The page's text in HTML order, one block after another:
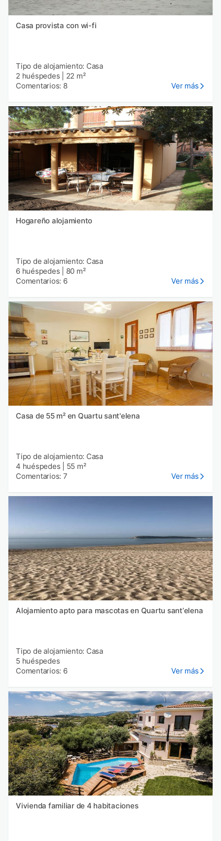
Casa provista con wi-fi
Tipo de alojamiento: Casa
2 huéspedes
22 m²
Comentarios: 8
Ver más
Hogareño alojamiento
Tipo de alojamiento: Casa
6 huéspedes
80 m²
Comentarios: 6
Ver más
Casa de 55 m² en Quartu sant'elena
Tipo de alojamiento: Casa
4 huéspedes
55 m²
Comentarios: 7
Ver más
Alojamiento apto para mascotas en Quartu santʼelena
Tipo de alojamiento: Casa
5 huéspedes
Comentarios: 6
Ver más
Vivienda familiar de 4 habitaciones